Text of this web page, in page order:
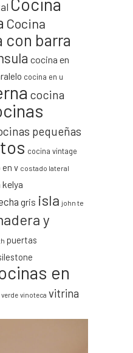
Cocina
con barra
cocina en
cocina en u
cocina
pequeñas
cocina vintage
v costado lateral
gris isla john te
y
puertas
en
verde vinoteca vitrina